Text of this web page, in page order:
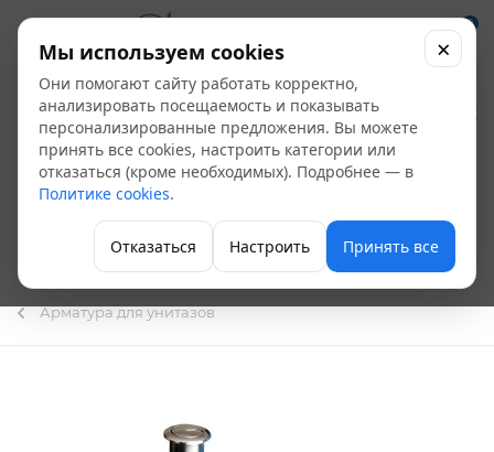
0
Арматура к бачку
боковая подводка, 2-
ух уровневая,
кнопка, Уклад А
77.56.14.3
Арматура для унитазов
Мы используем cookies
Они помогают сайту работать корректно,
анализировать посещаемость и показывать
персонализированные предложения. Вы можете
принять все cookies, настроить категории или
отказаться (кроме необходимых). Подробнее — в
Политике cookies.
Отказаться Настроить Принять все
×